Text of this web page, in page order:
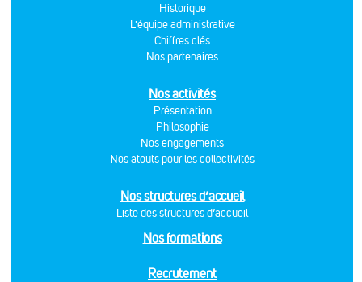
Historique
L'équipe administrative
Chiffres clés
Nos partenaires
Nos activités
Présentation
Philosophie
Nos engagements
Nos atouts pour les collectivités
Nos structures d’accueil
Liste des structures d’accueil
Nos formations
Recrutement